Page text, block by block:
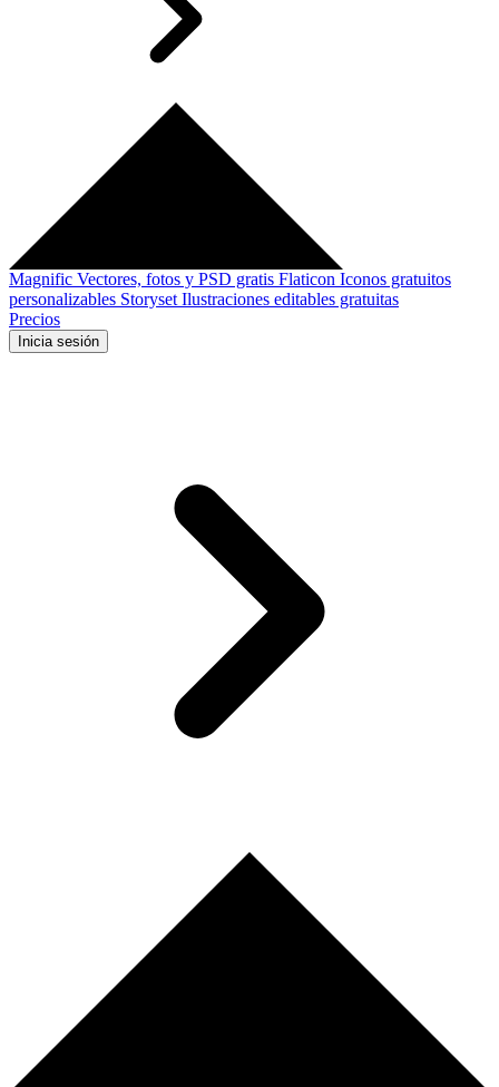
Magnific Vectores, fotos y PSD gratis Flaticon Iconos gratuitos
personalizables Storyset Ilustraciones editables gratuitas
Precios
Inicia sesión